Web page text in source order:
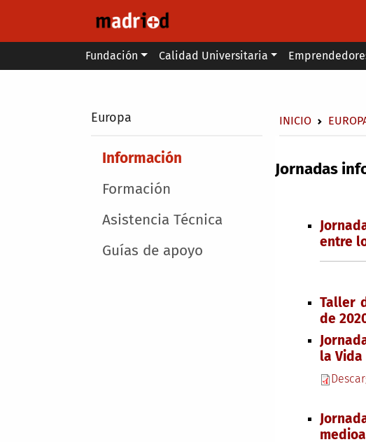
Main menu
Fundación Calidad Universitaria
Europa Sobrescribir
INICIO
Main menu
Información
Formación
Asistencia Técnica
Guías de apoyo
Jornadas
entre
Taller
de
la Vida